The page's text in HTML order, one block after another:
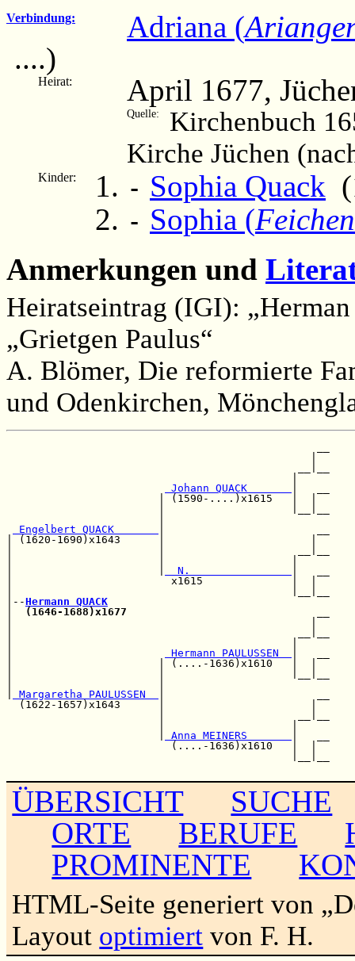
Verbindung: Adriana (
....)
Heirat: April 1677,
Quelle:
Kirchenbuch
Kirche Jüchen
Kinder: - Sophia Quack
- Sophia (Feichen
Anmerkungen und
Heiratseintrag (IGI):
„Grietgen Paulus“
A. Blömer, Die reformierte
und Odenkirchen,
                                                |
                                             |
Johann QUACK
                        | (1590-....)x1615   |  |
                        |
Engelbert QUACK
| (1620-1690)x1643      |                       |
|                       |                    |
  N.
|                         x1615              |  |
|--Hermann QUACK
(1646-1688)x1677
|                                               |
|                                            |
Hermann PAULUSSEN
|                       | (....-1636)x1610   |  |
|                       |
Margaretha PAULUSSEN
  (1622-1657)x1643      |                       |
                        |                    |
Anna MEINERS
                          (....-1636)x1610   |  |
ÜBERSICHT
SUCHE
ORTE
BERUFE
PROMINENTE
HTML-Seite generiert von
Layout optimiert von F. H.